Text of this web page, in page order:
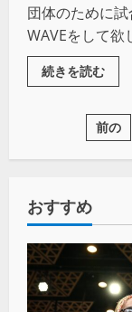
団体のために
WAVEをして欲
続きを読む
前の
おすすめ